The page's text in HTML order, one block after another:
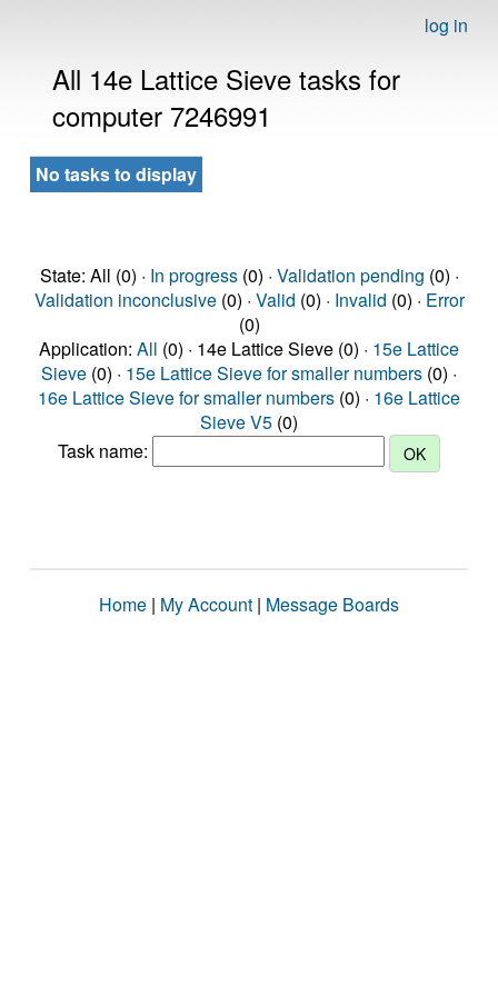
log in
All 14e Lattice Sieve tasks for
computer 7246991
No tasks to display
State: All (0) · In progress(0) · Validation pending (0) ·
Validation inconclusive(0) · Valid (0) · Invalid (0) · Error
(0)
Application: All (0) · 14e Lattice Sieve (0) · 15e Lattice
Sieve (0) · 15e Lattice Sieve for smaller numbers (0) ·
16e Lattice Sieve for smaller numbers (0) · 16e Lattice
Sieve V5 (0)
Task name:
Home | My Account | Message Boards